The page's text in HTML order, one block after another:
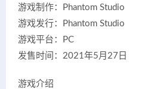
游戏制作：Phantom Studio
游戏发行：Phantom Studio
游戏平台：PC
发售时间：2021年5月27日
游戏介绍